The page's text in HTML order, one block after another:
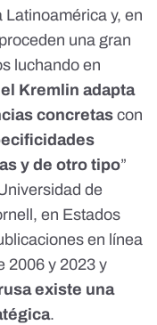
Latinoamérica y, en
una gran
luchando en
el Kremlin adapta
concretas con
y de otro tipo”
de
, en Estados
en línea
2006 y 2023 y
existe una
.